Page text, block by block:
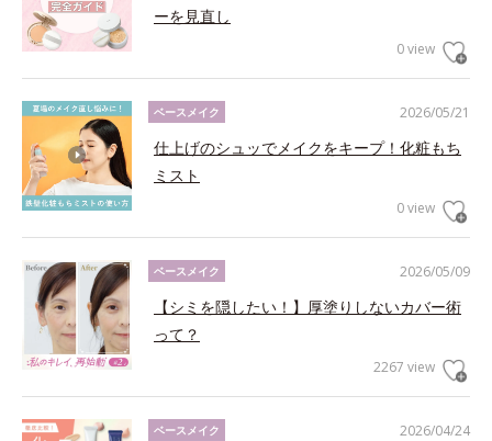
ーを見直し
0 view
2026/05/21
ベースメイク
仕上げのシュッでメイクをキープ！化粧もち
ミスト
0 view
2026/05/09
ベースメイク
【シミを隠したい！】厚塗りしないカバー術
って？
2267 view
2026/04/24
ベースメイク